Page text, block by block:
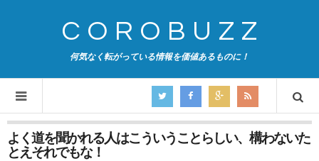
COROBUZZ
何気なく転がっている情報を価値あるものに！
よく道を聞かれる人はこういうことらしい、構わないた
とえそれでもな！